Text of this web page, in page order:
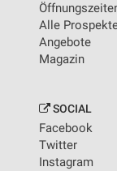
Alle
Angebote
Magazin
SOCIAL
Facebook
Twitter
Instagram